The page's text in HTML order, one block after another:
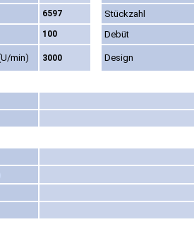
6597
Stückzahl
100 Debüt
min) 3000 Design